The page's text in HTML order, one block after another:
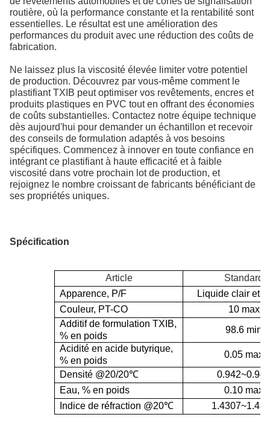
routière, où la performance constante et la rentabilité sont
essentielles. Le résultat est une amélioration des
performances du produit avec une réduction des coûts de
fabrication.
Ne laissez plus la viscosité élevée limiter votre potentiel
de production. Découvrez par vous-même comment le
plastifiant TXIB peut optimiser vos revêtements, encres et
produits plastiques en PVC tout en offrant des économies
de coûts substantielles. Contactez notre équipe technique
dès aujourd'hui pour demander un échantillon et recevoir
des conseils de formulation adaptés à vos besoins
spécifiques. Commencez à innover en toute confiance en
intégrant ce plastifiant à haute efficacité et à faible
viscosité dans votre prochain lot de production, et
rejoignez le nombre croissant de fabricants bénéficiant de
ses propriétés uniques.
Spécification
Article
Standard
Apparence, P/F
Liquide clair et
Couleur, PT-CO
10 max
Additif de formulation TXIB,
% en poids
98.6 min
Acidité en acide butyrique,
% en poids
0.05 max
Densité @20/20℃
Eau, % en poids
0.10 max
Indice de réfraction @20℃